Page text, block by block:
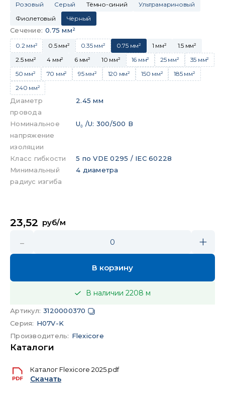
Розовый
Серый Тёмно-синий
Ультрамариновый
Фиолетовый
Чёрный
Сечение: 0.75 мм²
0.2 мм² 0.5 мм² 0.35 мм² 0.75 мм² 1 мм²
1.5 мм²
2.5 мм²
4 мм² 6 мм² 10 мм² 16 мм² 25 мм²
35 мм²
50 мм²
70 мм² 95 мм² 120 мм² 150 мм²
185 мм²
240 мм²
Диаметр
провода
2.45 мм
Номинальное
напряжение
изоляции
U₀ /U: 300/500 В
Класс гибкости
5 по VDE 0295 / IEC 60228
Минимальный
радиус изгиба
4 диаметра
23,52 руб/м
- 0 +
В корзину
В наличии 2208 м
Артикул: 3120000370
Серия: H07V-K
Производитель: Flexicore
Каталоги
Каталог Flexicore 2025.pdf
Скачать